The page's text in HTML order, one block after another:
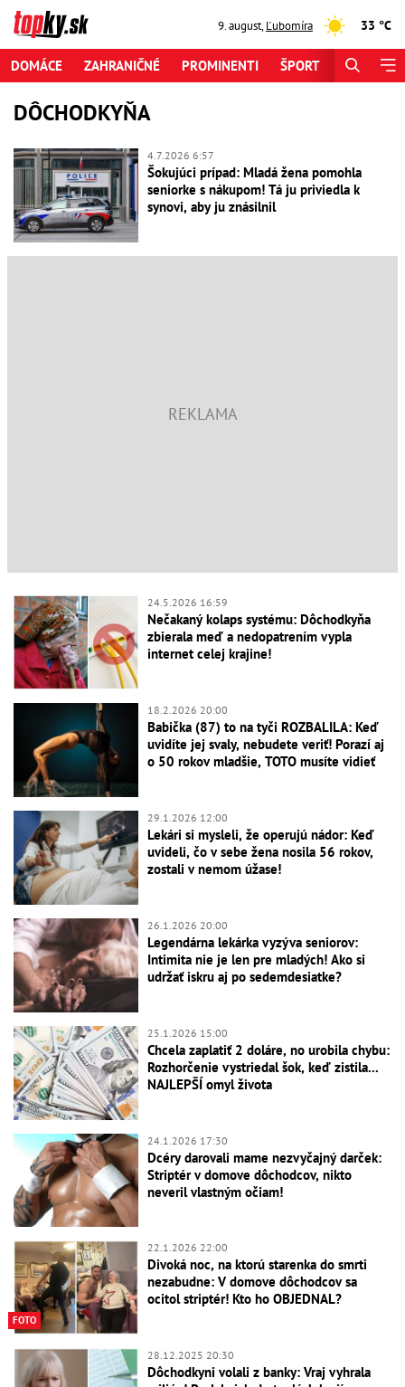
9. august,Ľubomíra 33 °C
DOMÁCE ZAHRANIČNÉ PROMINENTI ŠPORT
DÔCHODKYŇA
4.7.2026 6:57
Šokujúci prípad: Mladá žena pomohla
seniorke s nákupom! Tá ju priviedla k
synovi, aby ju znásilnil
24.5.2026 16:59
Nečakaný kolaps systému: Dôchodkyňa
zbierala meď a nedopatrením vypla
internet celej krajine!
18.2.2026 20:00
Babička (87) to na tyči ROZBALILA: Keď
uvidíte jej svaly, nebudete veriť! Porazí aj
o 50 rokov mladšie, TOTO musíte vidieť
29.1.2026 12:00
Lekári si mysleli, že operujú nádor: Keď
uvideli, čo v sebe žena nosila 56 rokov,
zostali v nemom úžase!
26.1.2026 20:00
Legendárna lekárka vyzýva seniorov:
Intimita nie je len pre mladých! Ako si
udržať iskru aj po sedemdesiatke?
25.1.2026 15:00
Chcela zaplatiť 2 doláre, no urobila chybu:
Rozhorčenie vystriedal šok, keď zistila...
NAJLEPŠÍ omyl života
24.1.2026 17:30
Dcéry darovali mame nezvyčajný darček:
Striptér v domove dôchodcov, nikto
neveril vlastným očiam!
FOTO
22.1.2026 22:00
Divoká noc, na ktorú starenka do smrti
nezabudne: V domove dôchodcov sa
ocitol striptér! Kto ho OBJEDNAL?
28.12.2025 20:30
Dôchodkyni volali z banky: Vraj vyhrala